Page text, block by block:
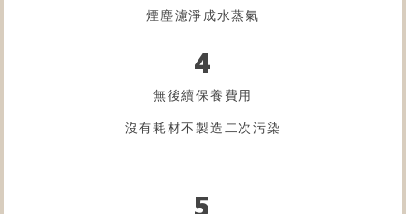
煙塵濾淨成水蒸氣
4
無後續保養費用
沒有耗材不製造二次污染
5